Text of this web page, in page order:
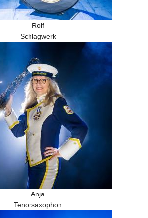
Rolf
Schlagwerk
Anja
Tenorsaxophon